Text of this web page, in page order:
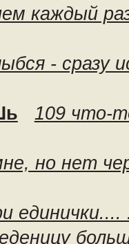
каждый
- сразу
109 что-
но нет
единички....